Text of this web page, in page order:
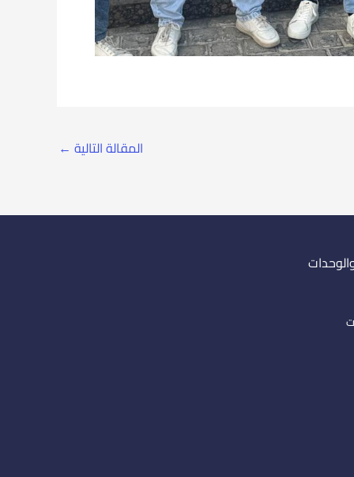
المقالة التالية ←